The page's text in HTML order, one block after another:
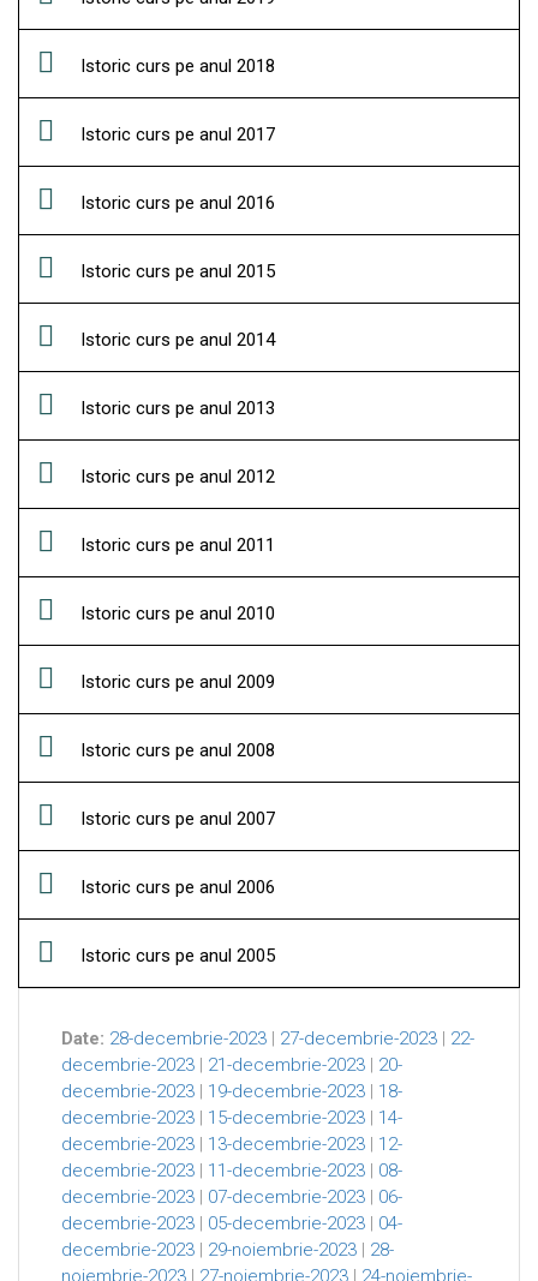
Istoric curs pe anul 2018
Istoric curs pe anul 2017
Istoric curs pe anul 2016
Istoric curs pe anul 2015
Istoric curs pe anul 2014
Istoric curs pe anul 2013
Istoric curs pe anul 2012
Istoric curs pe anul 2011
Istoric curs pe anul 2010
Istoric curs pe anul 2009
Istoric curs pe anul 2008
Istoric curs pe anul 2007
Istoric curs pe anul 2006
Istoric curs pe anul 2005
Date: 28-decembrie-2023 | 27-decembrie-2023 | 22-
decembrie-2023 | 21-decembrie-2023 | 20-
decembrie-2023 | 19-decembrie-2023 | 18-
decembrie-2023 | 15-decembrie-2023 | 14-
decembrie-2023 | 13-decembrie-2023 | 12-
decembrie-2023 | 11-decembrie-2023 | 08-
decembrie-2023 | 07-decembrie-2023 | 06-
decembrie-2023 | 05-decembrie-2023 | 04-
decembrie-2023 | 29-noiembrie-2023 | 28-
noiembrie-2023 | 27-noiembrie-2023 | 24-noiembrie-